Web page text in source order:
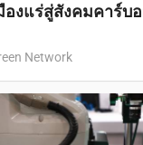
องแร่สู่สังคมคาร์บ
Network